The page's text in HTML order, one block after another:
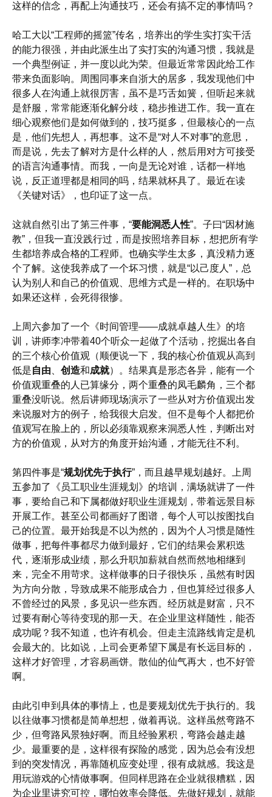
这样的信念，再配上沟通技巧，还会有搞不定的事情吗？
哈工大以“工程师的摇篮”传名，培养出的学生实打实干活
的能力很强，并由此派生出了实打实的沟通习惯，我就是
一个典型例证，并一度以此为荣。但最近常常因此给工作
带来负面影响。周围同事来自浙大的居多，我发现他们中
很多人在沟通上就很厉害，虽不是巧舌如簧，但听起来就
是舒服，常常能逐渐化解分歧，稳步推进工作。我一直在
细心观察他们是如何做到的，技巧挺多，但最核心的一点
是，他们先想人，再想事。这不是“对人不对事”的意思，
而是说，先去了解对方是什么样的人，然后用对方可接受
的语言沟通事情。而我，一向是无论对谁，话都一样地
说，反正道理都是相同的吗，结果就杯具了。最近在读
《关键对话》，也印证了这一点。
这就自然引出了第三件事，“要能洞悉人性”。子曰“因材施
教”，但我一直没践行过，而是按照培养目标，想把所有学
生都培养成合格的工程师。也确实学生太多，真没精力逐
个了解。这使我养成了一个坏习惯，就是“以己度人”，总
认为别人和自己的价值观、思维方式是一样的。在职场中
如果还这样，会死得很惨。
上周六参加了一个《时间管理——成就卓越人生》的培
训，讲师李冲带着40个听众一起做了个活动，挖掘出各自
的三个核心价值观（顺便说一下，我的核心价值观从高到
低是自由 创造和成就）。结果真是形态各异，能有一个
价值观重叠的人已算缘分，两个重叠的凤毛麟角，三个都
重叠没听说。然后讲师现场演示了一些从对方价值观出发
来说服对方的例子，给我很大启发。但不是每个人都把价
值观写在脸上的，所以必须靠观察来洞悉人性，判断出对
方的价值观，从对方的角度开始沟通，才能无往不利。
第四件事是“规划优先于执行”，而且越早规划越好。上周
五参加了《员工职业生涯规划》的培训，满场就讲了一件
事，要给自己和下属都做好职业生涯规划，带着远景目标
开展工作。甚至公司都画好了图谱，每个人可以按图找自
己的位置。最开始我是不以为然的，因为个人习惯是随性
做事，把每件事都尽力做到最好，它们的结果会累积迭
代，逐渐形成业绩，那么升职加薪就自然而然地相继到
来，完全不用苛求。这样做事的日子很快乐，虽然有时因
为方向分散，导致成果不能形成合力，但也算经过很多人
不曾经过的风景，多见识一些东西。经历就是财富，只不
过要有耐心等待变现的那一天。在企业里这样随性，能否
成功呢？我不知道，也许有机会。但走主流路线肯定是机
会最大的。比如说，上司会更希望下属是有长远目标的，
这样才好管理，才容易画饼。散仙的仙气再大，也不好管
啊。
由此引申到具体的事情上，也是要规划优先于执行的。我
以往做事习惯都是简单想想，做着再说。这样虽然弯路不
少，但弯路风景独好啊。而且经验累积，弯路会越走越
少。最重要的是，这样很有探险的感觉，因为总会有没想
到的突发情况，再靠随机应变处理，很有成就感。我这是
用玩游戏的心情做事啊。但同样思路在企业就很糟糕，因
为企业里讲究可控，哪怕效率会降低。先做好规划，就能